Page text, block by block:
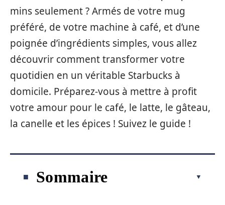
mins seulement ? Armés de votre mug
préféré, de votre machine à café, et d’une
poignée d’ingrédients simples, vous allez
découvrir comment transformer votre
quotidien en un véritable Starbucks à
domicile. Préparez-vous à mettre à profit
votre amour pour le café, le latte, le gâteau,
la canelle et les épices ! Suivez le guide !
Sommaire